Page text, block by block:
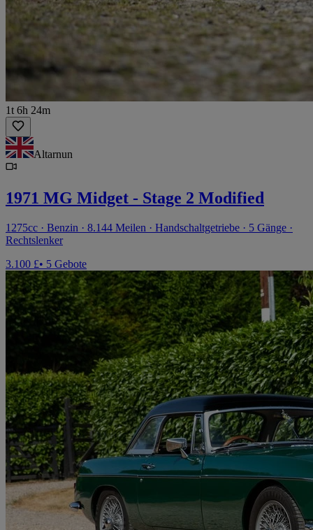
1t 6h 24m
Altarnun
1971 MG Midget - Stage 2 Modified
1275cc · Benzin · 8.144 Meilen · Handschaltgetriebe · 5 Gänge ·
Rechtslenker
3.100 £• 5 Gebote